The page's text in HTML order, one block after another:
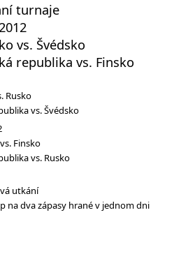
turnaje
vs. Švédsko
republika vs. Finsko
Rusko
vs. Švédsko
Finsko
vs. Rusko
utkání
na dva zápasy hrané v jednom dni